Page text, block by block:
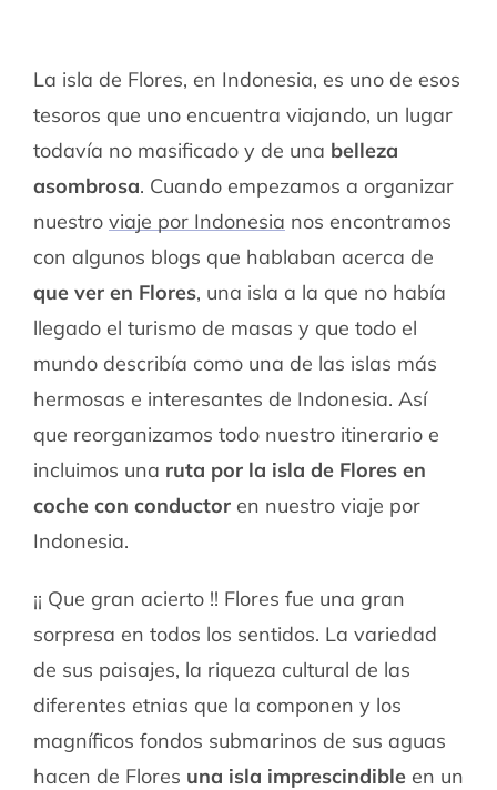
La isla de Flores, en Indonesia, es uno de esos
tesoros que uno encuentra viajando, un lugar
todavía no masificado y de una belleza
asombrosa. Cuando empezamos a organizar
nuestro viaje por Indonesia nos encontramos
con algunos blogs que hablaban acerca de
que ver en Flores, una isla a la que no había
llegado el turismo de masas y que todo el
mundo describía como una de las islas más
hermosas e interesantes de Indonesia. Así
que reorganizamos todo nuestro itinerario e
incluimos una ruta por la isla de Flores en
coche con conductoren nuestro viaje por
Indonesia.
¡¡ Que gran acierto !! Flores fue una gran
sorpresa en todos los sentidos. La variedad
de sus paisajes, la riqueza cultural de las
diferentes etnias que la componen y los
magníficos fondos submarinos de sus aguas
hacen de Flores una isla imprescindibleen un